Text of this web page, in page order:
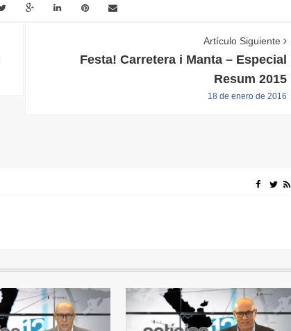
Artículo Siguiente
Festa! Carretera i Manta – Especial
Resum 2015
18 de enero de 2016